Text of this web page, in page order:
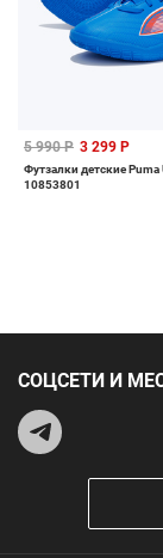
5 990 Р 3 299 Р
Футзалки детские Puma
10853801
СОЦСЕТИ И